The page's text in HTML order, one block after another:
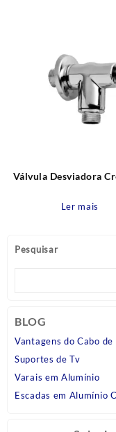
Pesquisar
BLOG
Vantagens do Cabo de
Suportes de Tv
Varais em Alumínio
Escadas em Alumínio
Válvula Desviadora
Higiênica comLer mais